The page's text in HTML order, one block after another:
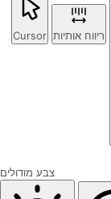
Cursor ריווח אותיות
צבע מודולים